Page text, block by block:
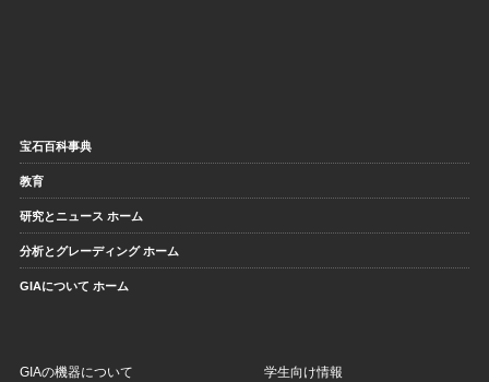
宝石百科事典
教育
研究とニュース ホーム
分析とグレーディング ホーム
GIAについて ホーム
GIAの機器について 学生向け情報